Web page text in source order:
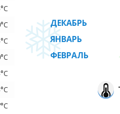
°C
°C
°C
°C
°C
°C
°C
ДЕКАБРЬ
ЯНВАРЬ
ФЕВРАЛЬ